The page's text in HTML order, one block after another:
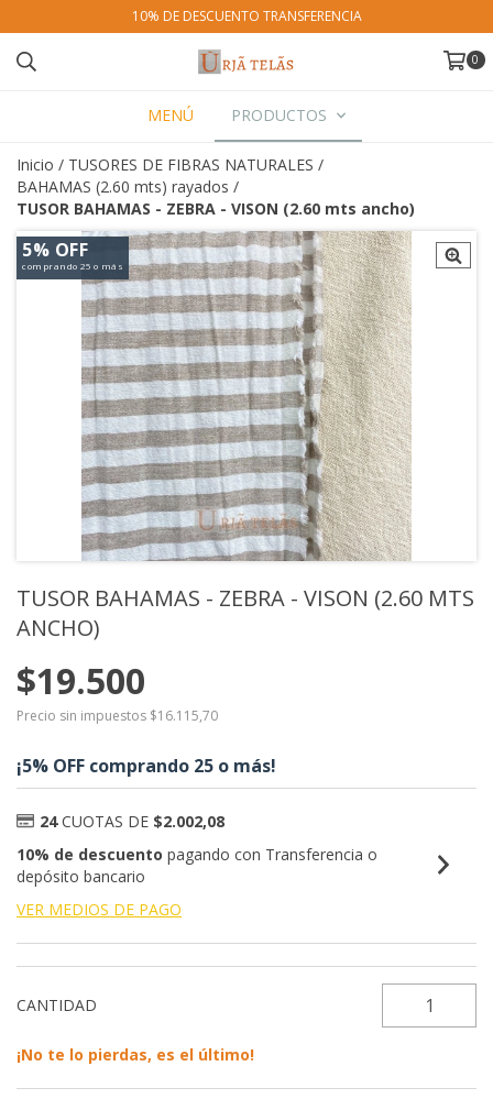
10% DE DESCUENTO TRANSFERENCIA
0
MENÚ PRODUCTOS
Inicio / TUSORES DE FIBRAS NATURALES /
BAHAMAS (2.60 mts) rayados /
TUSOR BAHAMAS - ZEBRA - VISON (2.60 mts ancho)
5% OFF
comprando 25 o más
TUSOR BAHAMAS - ZEBRA - VISON (2.60 MTS
ANCHO)
$19.500
Precio sin impuestos $16.115,70
¡5% OFF comprando 25 o más!
24 CUOTAS DE $2.002,08
10% de descuento pagando con Transferencia o
depósito bancario
VER MEDIOS DE PAGO
CANTIDAD
¡No te lo pierdas, es el último!